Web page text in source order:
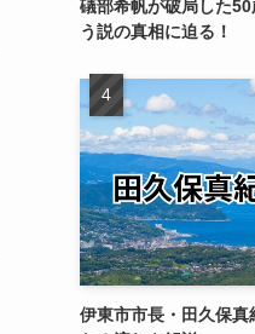
礒部希帆が破局した
う説の真相に迫る！
伊東市市長・田久保